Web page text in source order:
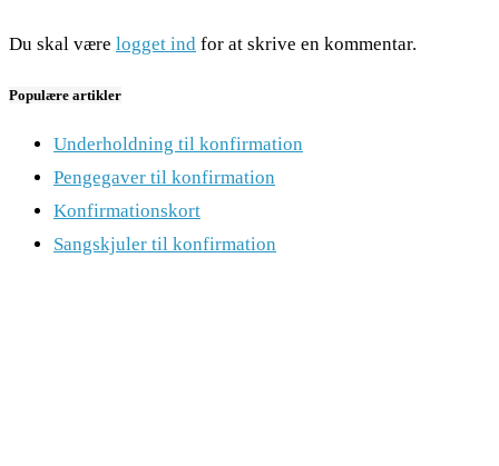
Du skal være logget ind for at skrive en kommentar.
Populære artikler
Underholdning til konfirmation
Pengegaver til konfirmation
Konfirmationskort
Sangskjuler til konfirmation